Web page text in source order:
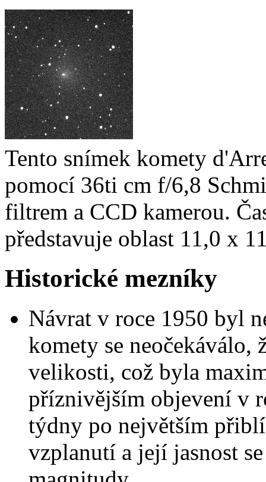
Tento snímek komety
pomocí 36ti cm f/6,8
filtrem a CCD kamerou.
představuje oblast 11,0 x
Historické mezníky
Návrat v roce 1950 byl
komety se neočekáválo,
velikosti, což byla
příznivějším objevení v
týdny po největším
vzplanutí a její jasnost